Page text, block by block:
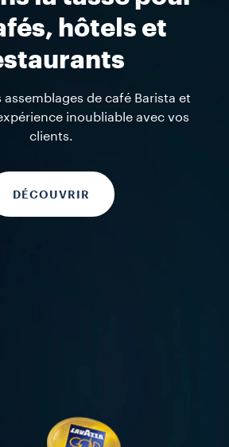
la tasse pour
hôtels et
assemblages de café Barista et